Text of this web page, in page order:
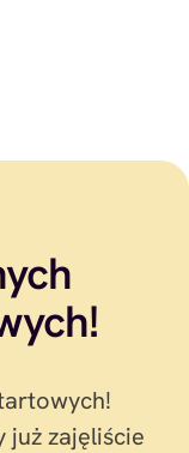
już zajęliście